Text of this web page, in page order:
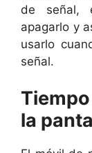
de señal,
apagarlo y
usarlo
señal.
la